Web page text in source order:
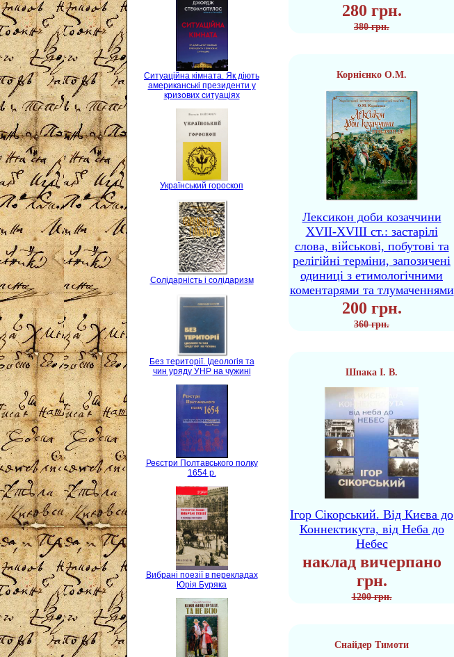
Ситуаційна кімната. Як діють
американські президенти у
кризових ситуаціях
Український гороскоп
Солідарність і солідаризм
Без території. Ідеологія та
чин уряду УНР на чужині
Реєстри Полтавського полку
1654 р.
Вибрані поезії в перекладах
Юрія Буряка
280 грн.
380 грн.
Корнієнко О.М.
Лексикон доби козаччини
XVII-XVIII ст.: застарілі
слова, військові, побутові та
релігійні терміни, запозичені
одиниці з етимологічними
коментарями та тлумаченнями
200 грн.
360 грн.
Шпака І. В.
Ігор Сікорський. Від Києва до
Коннектикута, від Неба до
Небес
наклад вичерпано
грн.
1200 грн.
Снайдер Тимоти